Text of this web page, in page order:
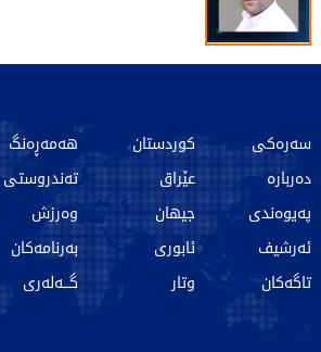
سەرەکی
دەربارە
پەیوەندی
ئەرشیف
تاگەکان
کوردستان
عێراق
جیهان
ئابوری
وتار
هەمەڕەنگ
تەندروستی
وەرزش
بەرنامەکان
گـــەلەری